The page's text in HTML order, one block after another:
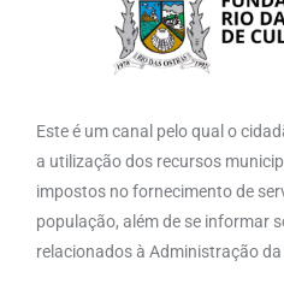
Este é um canal pelo qual o
a utilização dos recursos
impostos no fornecimento de
população, além de se informar
relacionados à Administração